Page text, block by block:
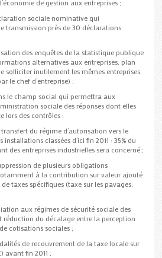
de gestion aux entreprises ;
sociale nominative qui
transmission près de 30 déclarations
des enquêtes de la statistique publique
alternatives aux entreprises, plan
solliciter inutilement les mêmes entreprises,
le chef d’entreprise) ;
le champ social qui permettra aux
sociale des réponses dont elles
lors des contrôles ;
du régime d’autorisation vers le
classées d’ici fin 2011 : 35% du
des entreprises industrielles sera concerné ;
de plusieurs obligations
à la contribution sur valeur ajouté
taxes spécifiques (taxe sur les pavages,
aux régimes de sécurité sociale des
du décalage entre la perception
cotisations sociales ;
de recouvrement de la taxe locale sur
avant fin 2011 ;